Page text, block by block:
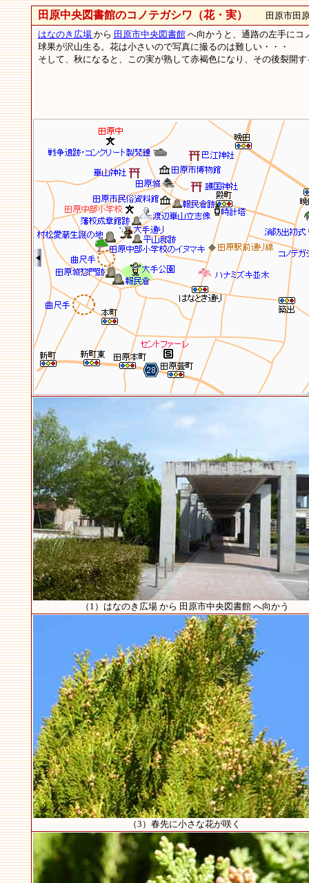
田原中央図書館のコノテガシワ（花・実）
田原市田原
はなのき広場 から 田原市中央図書館へ向かうと、通路の左手にコ
球果が沢山生る。花は小さいので写真に撮るのは難しい・・・
そして、秋になると、この実が熟して赤褐色になり、その後裂開
（1）はなのき広場 から 田原市中央図書館 へ向かう
（3）春先に小さな花が咲く